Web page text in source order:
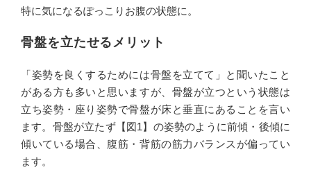
特に気になるぽっこりお腹の状態に。
骨盤を立たせるメリット
「姿勢を良くするためには骨盤を立てて」と聞いたこと
がある方も多いと思いますが、骨盤が立つという状態は
立ち姿勢・座り姿勢で骨盤が床と垂直にあることを言い
ます。骨盤が立たず【図1】の姿勢のように前傾・後傾に
傾いている場合、腹筋・背筋の筋力バランスが偏ってい
ます。